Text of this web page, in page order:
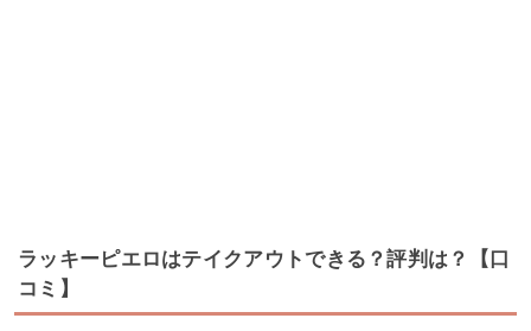
ラッキーピエロはテイクアウトできる？評判は？【口
コミ】